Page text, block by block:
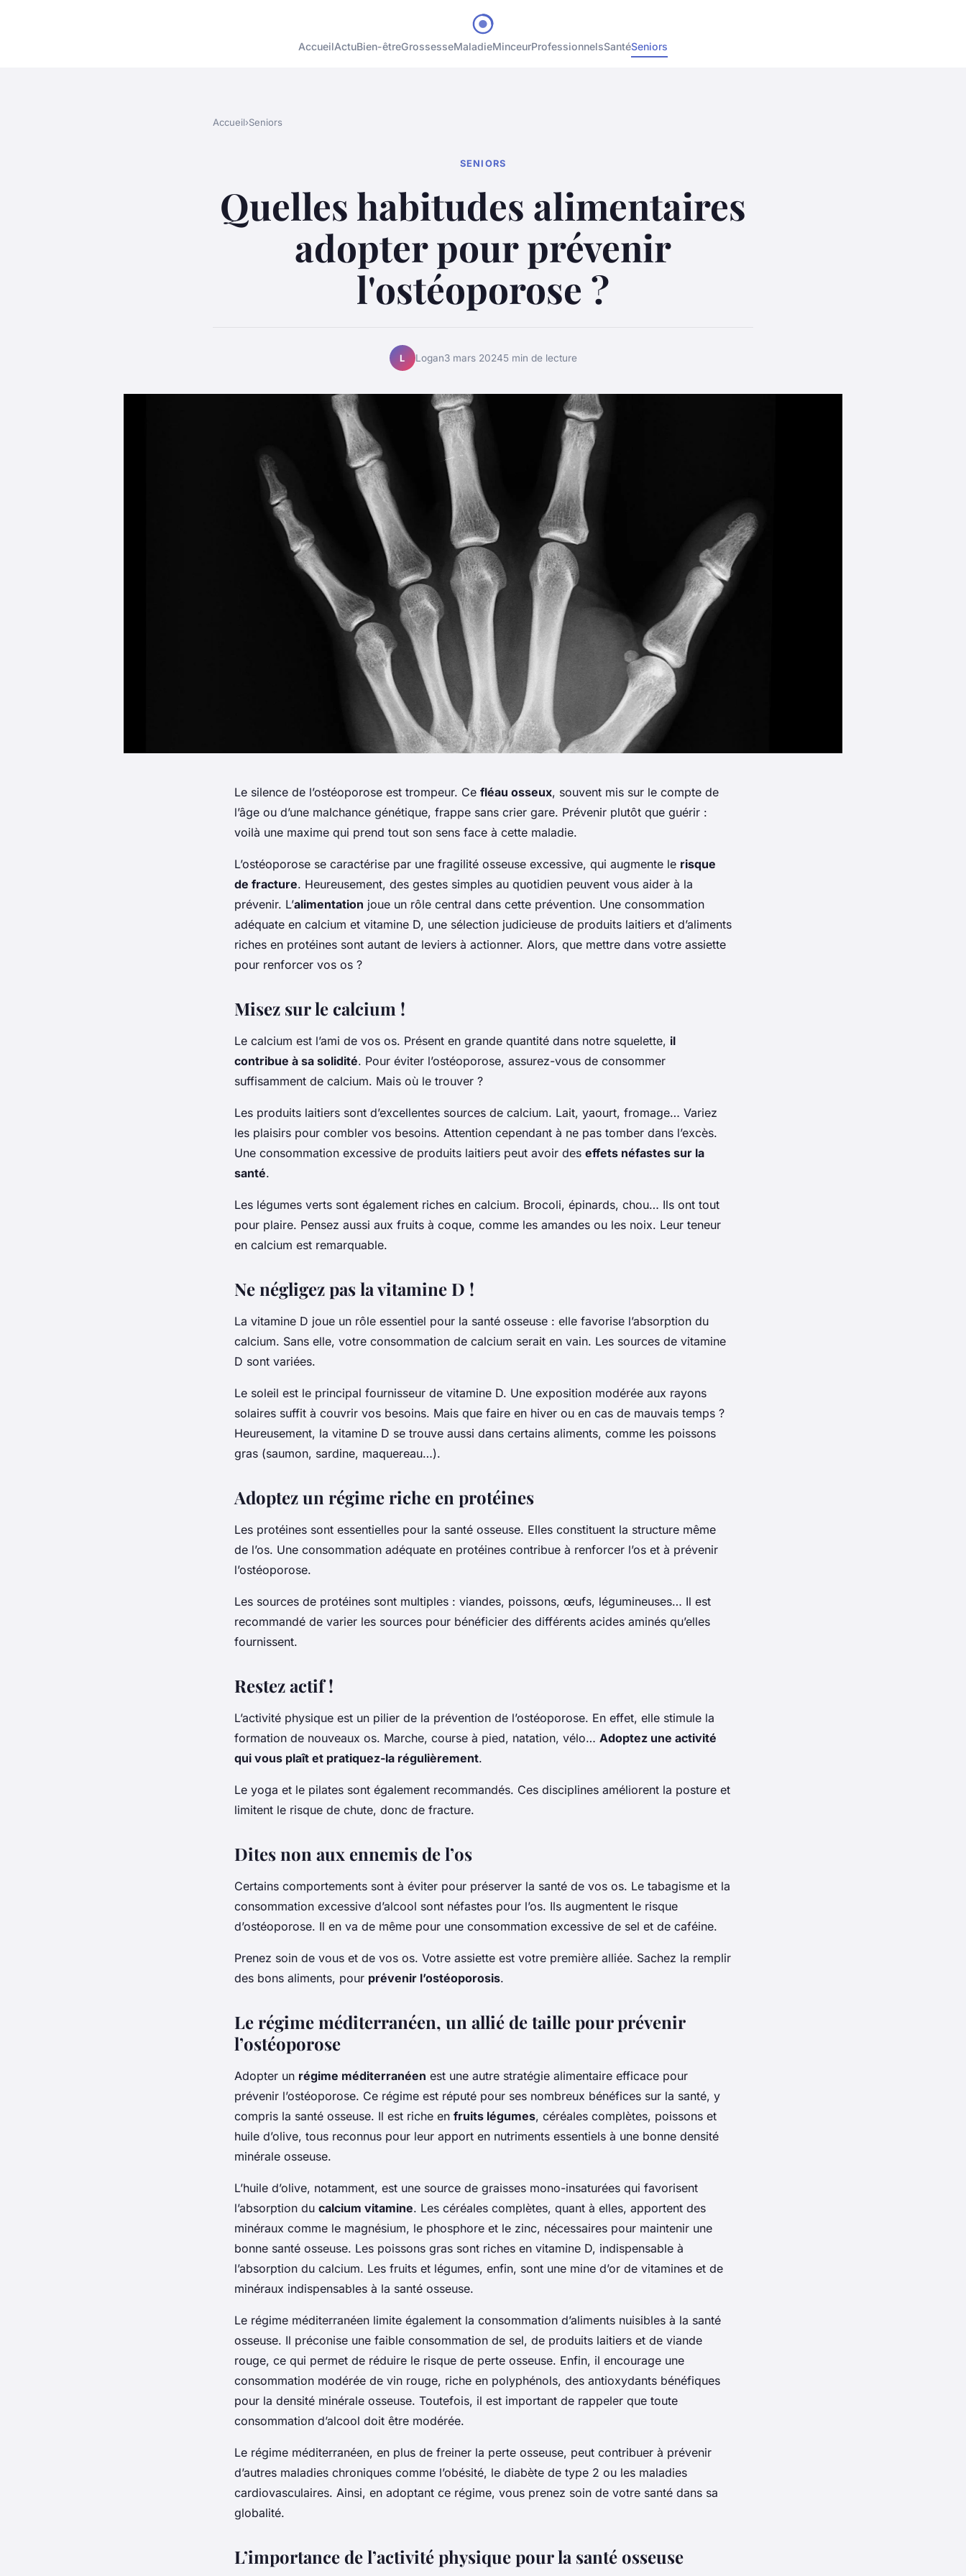
AccueilActuBien-êtreGrossesseMaladieMinceurProfessionnelsSantéSeniors
Accueil›Seniors
SENIORS
Quelles habitudes alimentaires
adopter pour prévenir
l'ostéoporose ?
L Logan3 mars 20245 min de lecture
Le silence de l’ostéoporose est trompeur. Ce fléau osseux, souvent mis sur le compte de
l’âge ou d’une malchance génétique, frappe sans crier gare. Prévenir plutôt que guérir :
voilà une maxime qui prend tout son sens face à cette maladie.
L’ostéoporose se caractérise par une fragilité osseuse excessive, qui augmente le risque
de fracture. Heureusement, des gestes simples au quotidien peuvent vous aider à la
prévenir. L’alimentation joue un rôle central dans cette prévention. Une consommation
adéquate en calcium et vitamine D, une sélection judicieuse de produits laitiers et d’aliments
riches en protéines sont autant de leviers à actionner. Alors, que mettre dans votre assiette
pour renforcer vos os ?
Misez sur le calcium !
Le calcium est l’ami de vos os. Présent en grande quantité dans notre squelette, il
contribue à sa solidité. Pour éviter l’ostéoporose, assurez-vous de consommer
suffisamment de calcium. Mais où le trouver ?
Les produits laitiers sont d’excellentes sources de calcium. Lait, yaourt, fromage… Variez
les plaisirs pour combler vos besoins. Attention cependant à ne pas tomber dans l’excès.
Une consommation excessive de produits laitiers peut avoir des effets néfastes sur la
santé.
Les légumes verts sont également riches en calcium. Brocoli, épinards, chou… Ils ont tout
pour plaire. Pensez aussi aux fruits à coque, comme les amandes ou les noix. Leur teneur
en calcium est remarquable.
Ne négligez pas la vitamine D !
La vitamine D joue un rôle essentiel pour la santé osseuse : elle favorise l’absorption du
calcium. Sans elle, votre consommation de calcium serait en vain. Les sources de vitamine
D sont variées.
Le soleil est le principal fournisseur de vitamine D. Une exposition modérée aux rayons
solaires suffit à couvrir vos besoins. Mais que faire en hiver ou en cas de mauvais temps ?
Heureusement, la vitamine D se trouve aussi dans certains aliments, comme les poissons
gras (saumon, sardine, maquereau…).
Adoptez un régime riche en protéines
Les protéines sont essentielles pour la santé osseuse. Elles constituent la structure même
de l’os. Une consommation adéquate en protéines contribue à renforcer l’os et à prévenir
l’ostéoporose.
Les sources de protéines sont multiples : viandes, poissons, œufs, légumineuses… Il est
recommandé de varier les sources pour bénéficier des différents acides aminés qu’elles
fournissent.
Restez actif !
L’activité physique est un pilier de la prévention de l’ostéoporose. En effet, elle stimule la
formation de nouveaux os. Marche, course à pied, natation, vélo… Adoptez une activité
qui vous plaît et pratiquez-la régulièrement.
Le yoga et le pilates sont également recommandés. Ces disciplines améliorent la posture et
limitent le risque de chute, donc de fracture.
Dites non aux ennemis de l’os
Certains comportements sont à éviter pour préserver la santé de vos os. Le tabagisme et la
consommation excessive d’alcool sont néfastes pour l’os. Ils augmentent le risque
d’ostéoporose. Il en va de même pour une consommation excessive de sel et de caféine.
Prenez soin de vous et de vos os. Votre assiette est votre première alliée. Sachez la remplir
des bons aliments, pour prévenir l’ostéoporosis.
Le régime méditerranéen, un allié de taille pour prévenir
l’ostéoporose
Adopter un régime méditerranéen est une autre stratégie alimentaire efficace pour
prévenir l’ostéoporose. Ce régime est réputé pour ses nombreux bénéfices sur la santé, y
compris la santé osseuse. Il est riche en fruits légumes, céréales complètes, poissons et
huile d’olive, tous reconnus pour leur apport en nutriments essentiels à une bonne densité
minérale osseuse.
L’huile d’olive, notamment, est une source de graisses mono-insaturées qui favorisent
l’absorption du calcium vitamine. Les céréales complètes, quant à elles, apportent des
minéraux comme le magnésium, le phosphore et le zinc, nécessaires pour maintenir une
bonne santé osseuse. Les poissons gras sont riches en vitamine D, indispensable à
l’absorption du calcium. Les fruits et légumes, enfin, sont une mine d’or de vitamines et de
minéraux indispensables à la santé osseuse.
Le régime méditerranéen limite également la consommation d’aliments nuisibles à la santé
osseuse. Il préconise une faible consommation de sel, de produits laitiers et de viande
rouge, ce qui permet de réduire le risque de perte osseuse. Enfin, il encourage une
consommation modérée de vin rouge, riche en polyphénols, des antioxydants bénéfiques
pour la densité minérale osseuse. Toutefois, il est important de rappeler que toute
consommation d’alcool doit être modérée.
Le régime méditerranéen, en plus de freiner la perte osseuse, peut contribuer à prévenir
d’autres maladies chroniques comme l’obésité, le diabète de type 2 ou les maladies
cardiovasculaires. Ainsi, en adoptant ce régime, vous prenez soin de votre santé dans sa
globalité.
L’importance de l’activité physique pour la santé osseuse